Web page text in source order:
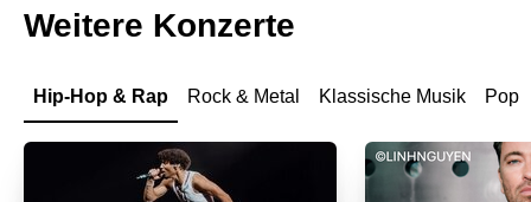
Weitere Konzerte
Hip-Hop & Rap Rock & Metal Klassische Musik Pop